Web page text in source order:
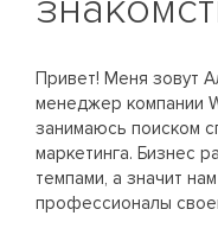
Привет! Меня зовут
менеджер компании
занимаюсь поиском
маркетинга. Бизнес
темпами, а значит
профессионалы